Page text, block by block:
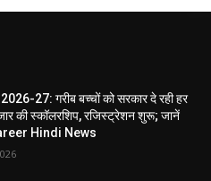
27: गरीब बच्चों को सरकार दे रही हर
की स्कॉलरशिप, रजिस्ट्रेशन शुरू; जानें
Hindi News